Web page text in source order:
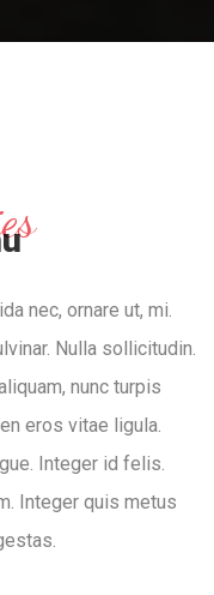
nec, ornare ut, mi.
Nulla sollicitudin.
nunc turpis
eros vitae ligula.
Integer id felis.
Integer quis metus